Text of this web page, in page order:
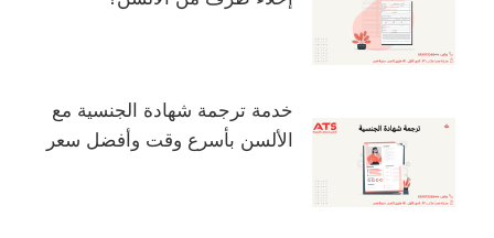
خدمة ترجمة شهادة الجنسية مع
الألسن بأسرع وقت وأفضل سعر